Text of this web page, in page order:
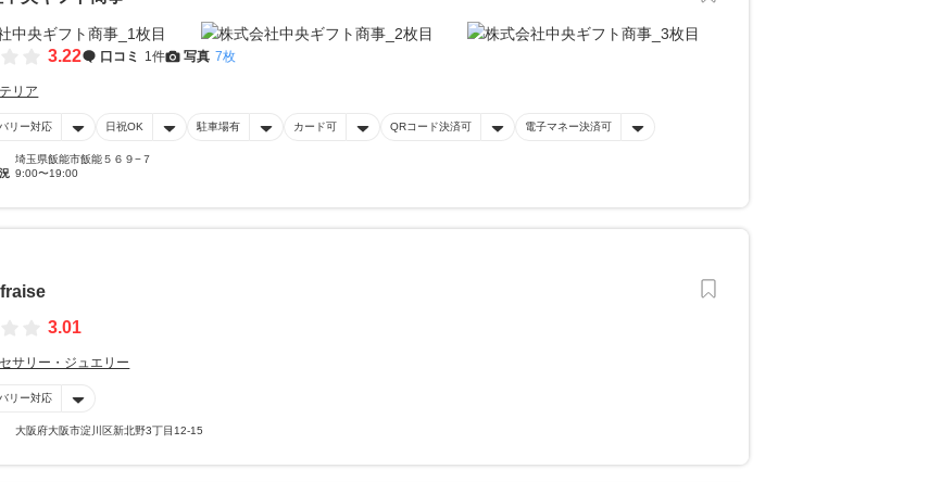
3.22 口コミ 1件 写真 7枚
リア
リー対応 日祝OK 駐車場有 カード可 QRコード決済可 電子マネー決済可
埼玉県飯能市飯能５６９−７
9:00〜19:00
3.01
サリー・ジュエリー
リー対応
大阪府大阪市淀川区新北野3丁目12-15